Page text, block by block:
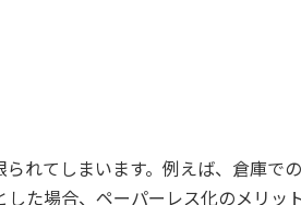
れてしまいます。例えば、倉庫での
た場合、ペーパーレス化のメリッ